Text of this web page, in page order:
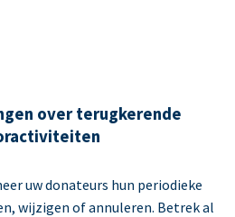
over terugkerende
uw donateurs hun periodieke
wijzigen of annuleren. Betrek al